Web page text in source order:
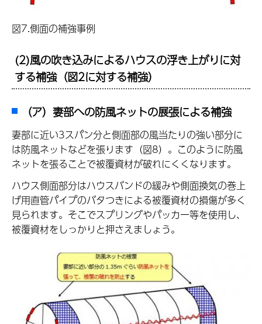
図7.側面の補強事例
(2)風の吹き込みによるハウスの浮き上がりに対
する補強（図2に対する補強）
（ア）妻部への防風ネットの展張による補強
妻部に近い3スパン分と側面部の風当たりの強い部分に
は防風ネットなどを張ります（図8）。このように防風
ネットを張ることで被覆資材が破れにくくなります。
ハウス側面部分はハウスバンドの緩みや側面換気の巻上
げ用直管パイプのバタつきによる被覆資材の損傷が多く
見られます。そこでスプリングやパッカー等を使用し、
被覆資材をしっかりと押さえましょう。